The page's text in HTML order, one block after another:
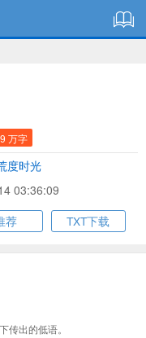
万字
度时光
03:36:09
荐 TXT下载
传出的低语。